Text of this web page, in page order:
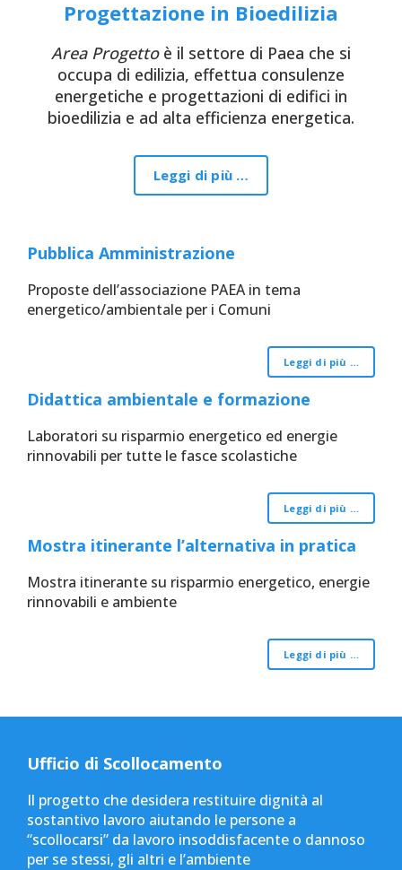
Progettazione in Bioedilizia
Area Progettoè il settore di Paea che si
occupa di edilizia, effettua consulenze
energetiche e progettazioni di edifici in
bioedilizia e ad alta efficienza energetica.
Leggi di più …
Pubblica Amministrazione
Proposte dell’associazione PAEA in tema
energetico/ambientale per i Comuni
Leggi di più …
Didattica ambientale e formazione
Laboratori su risparmio energetico ed energie
rinnovabili per tutte le fasce scolastiche
Leggi di più …
Mostra itinerante l’alternativa in pratica
Mostra itinerante su risparmio energetico, energie
rinnovabili e ambiente
Leggi di più …
Ufficio di Scollocamento
Il progetto che desidera restituire dignità al
sostantivo lavoro aiutando le persone a
“scollocarsi” da lavoro insoddisfacente o dannoso
per se stessi, gli altri e l’ambiente